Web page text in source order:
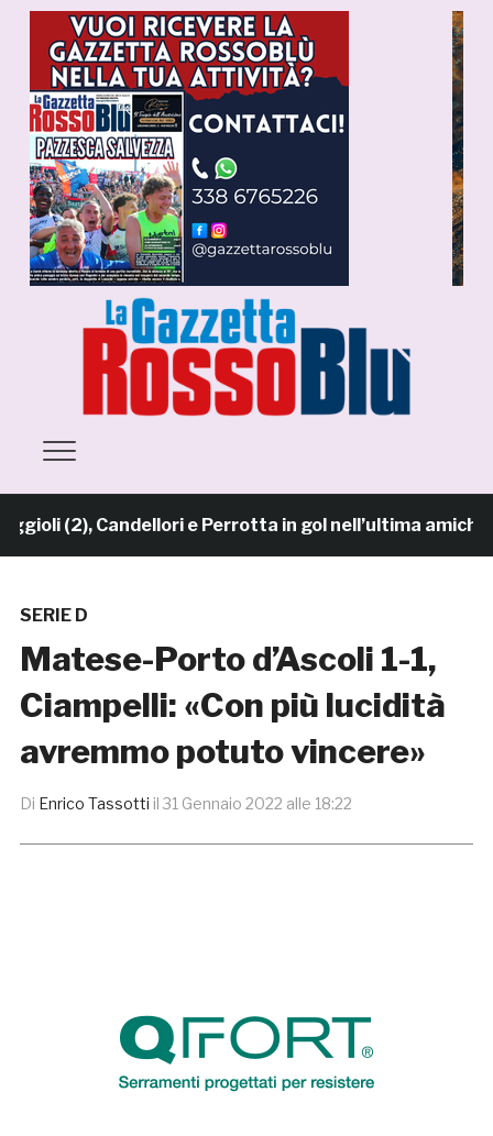
(2), Candellori e Perrotta in gol nell’ultima amichevole.
SERIE D
Matese-Porto d’Ascoli 1-1,
Ciampelli: «Con più lucidità
avremmo potuto vincere»
Di Enrico Tassotti il 31 Gennaio 2022 alle 18:22